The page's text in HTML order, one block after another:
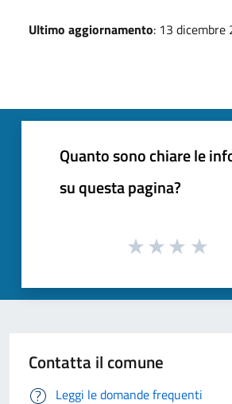
Ultimo aggiornamento: 13 dicembre
Quanto sono chiare le
su questa pagina?
Contatta il comune
Leggi le domande frequenti